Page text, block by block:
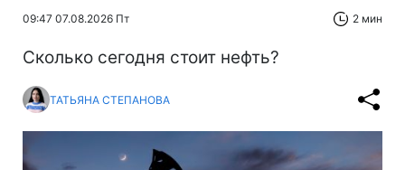
09:47 07.08.2026 Пт 2 мин
Сколько сегодня стоит нефть?
ТАТЬЯНА СТЕПАНОВА